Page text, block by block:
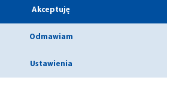
Akceptuję
Odmawiam
Ustawienia